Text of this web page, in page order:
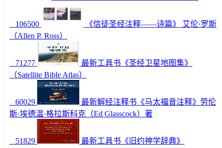
106500
《信徒圣经注释——诗篇》 艾伦·罗斯
（Allen P. Ross）
71277
最新工具书《圣经卫星地图集》
（Satellite Bible Atlas）
60029
最新解经注释书《马太福音注释》劳伦
斯·埃德温·格拉斯科克（Ed Glasscock）著
51829
最新工具书《旧约神学辞典》